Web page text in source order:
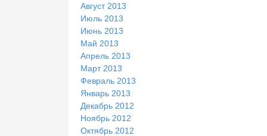
Август 2013
Июль 2013
Июнь 2013
Май 2013
Апрель 2013
Март 2013
Февраль 2013
Январь 2013
Декабрь 2012
Ноябрь 2012
Октябрь 2012